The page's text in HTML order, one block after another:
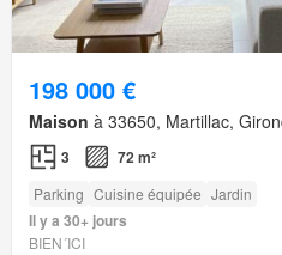
198 000 €
Maison à 33650, Martillac,
3 72 m²
Parking Cuisine équipée Jardin
Il y a 30+ jours
BIEN´ICI